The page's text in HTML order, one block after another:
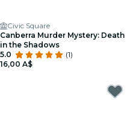
Civic Square
Canberra Murder Mystery: Death
in the Shadows
5.0
(1)
16,00 A$